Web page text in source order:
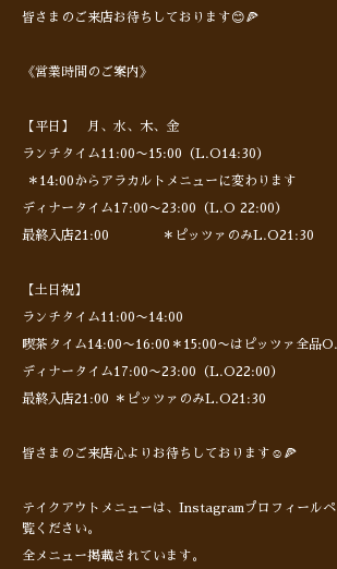
皆さまのご来店お待ちしております😊🍕
《営業時間のご案内》
【平日】 月、水、木、金
ランチタイム11:00〜15:00（L.O14:30）
＊14:00からアラカルトメニューに変わります
ディナータイム17:00〜23:00（L.O 22:00）
最終入店21:00 ＊ピッツァのみL.O21:30
【土日祝】
ランチタイム11:00〜14:00
喫茶タイム14:00〜16:00＊15:00〜はピッツァ全品
ディナータイム17:00〜23:00（L.O22:00）
最終入店21:00 ＊ピッツァのみL.O21:30
皆さまのご来店心よりお待ちしております☺️🍕
テイクアウトメニューは、Instagramプロフィール
覧ください。
全メニュー掲載されています。